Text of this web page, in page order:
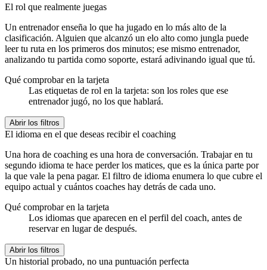
El rol que realmente juegas
Un entrenador enseña lo que ha jugado en lo más alto de la
clasificación. Alguien que alcanzó un elo alto como jungla puede
leer tu ruta en los primeros dos minutos; ese mismo entrenador,
analizando tu partida como soporte, estará adivinando igual que tú.
Qué comprobar en la tarjeta
Las etiquetas de rol en la tarjeta: son los roles que ese
entrenador jugó, no los que hablará.
Abrir los filtros
El idioma en el que deseas recibir el coaching
Una hora de coaching es una hora de conversación. Trabajar en tu
segundo idioma te hace perder los matices, que es la única parte por
la que vale la pena pagar. El filtro de idioma enumera lo que cubre el
equipo actual y cuántos coaches hay detrás de cada uno.
Qué comprobar en la tarjeta
Los idiomas que aparecen en el perfil del coach, antes de
reservar en lugar de después.
Abrir los filtros
Un historial probado, no una puntuación perfecta